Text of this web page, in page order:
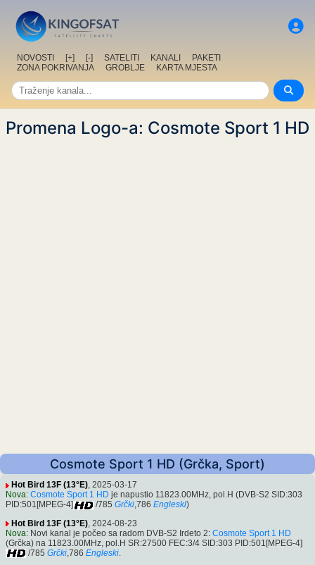
NOVOSTI [+] [-] SATELITI KANALI
PAKETI
ZONA POKRIVANJA
GROBLJE KARTA MJESTA
Promena Logo-a: Cosmote Sport 1 HD
Cosmote Sport 1 HD (Grčka, Sport)
Hot Bird 13F (13°E), 2025-03-17
Nova: Cosmote Sport 1 HD je napustio 11823.00MHz, pol.H (DVB-S2 SID:303
PID:501[MPEG-4]
/785 Grčki,786 Engleski)
Hot Bird 13F (13°E) , 2024-08-23
Nova: Novi kanal je počeo sa radom DVB-S2 Irdeto 2: Cosmote Sport 1 HD
(Grčka) na 11823.00MHz, pol.H SR:27500 FEC:3/4 SID:303 PID:501[MPEG-4]
/785 Grčki ,786 Engleski